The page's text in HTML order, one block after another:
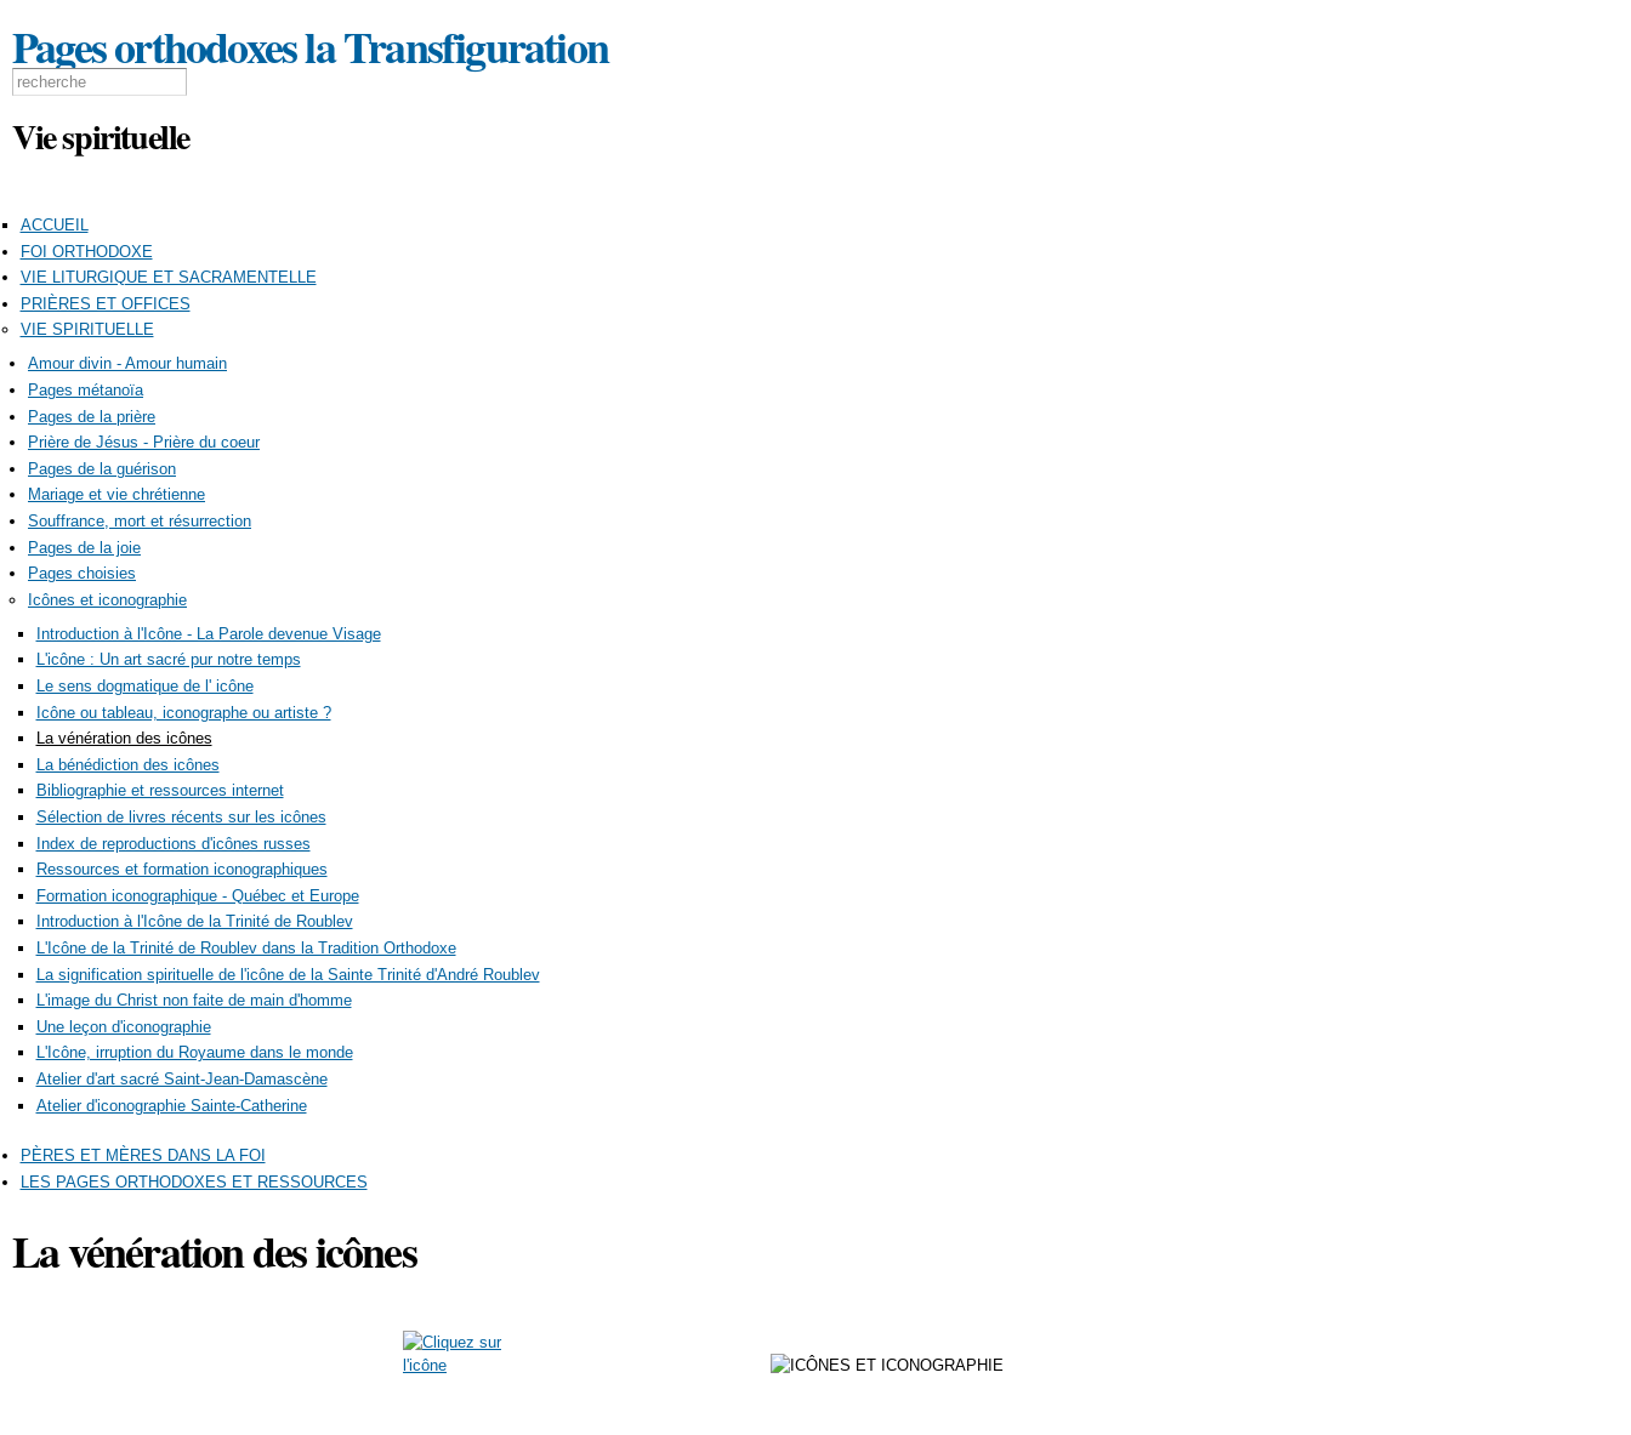
Pages orthodoxes la Transfiguration
Formulaire de recherche
Search this site
Vie spirituelle
ACCUEIL
FOI ORTHODOXE
VIE LITURGIQUE ET SACRAMENTELLE
PRIÈRES ET OFFICES
VIE SPIRITUELLE
Amour divin - Amour humain
Pages métanoïa
Pages de la prière
Prière de Jésus - Prière du coeur
Pages de la guérison
Mariage et vie chrétienne
Souffrance, mort et résurrection
Pages de la joie
Pages choisies
Icônes et iconographie
Introduction à l'Icône - La Parole devenue Visage
L'icône : Un art sacré pur notre temps
Le sens dogmatique de l' icône
Icône ou tableau, iconographe ou artiste ?
La vénération des icônes
La bénédiction des icônes
Bibliographie et ressources internet
Sélection de livres récents sur les icônes
Index de reproductions d'icônes russes
Ressources et formation iconographiques
Formation iconographique - Québec et Europe
Introduction à l'Icône de la Trinité de Roublev
L'Icône de la Trinité de Roublev dans la Tradition Orthodoxe
La signification spirituelle de l'icône de la Sainte Trinité d'André Roublev
L'image du Christ non faite de main d'homme
Une leçon d'iconographie
L'Icône, irruption du Royaume dans le monde
Atelier d'art sacré Saint-Jean-Damascène
Atelier d'iconographie Sainte-Catherine
PÈRES ET MÈRES DANS LA FOI
LES PAGES ORTHODOXES ET RESSOURCES
La vénération des icônes